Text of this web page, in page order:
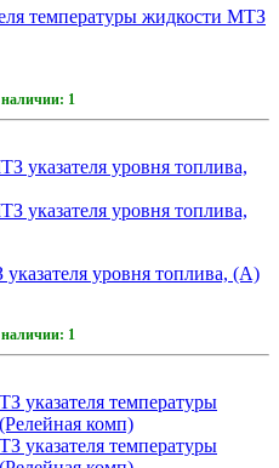
температуры жидкости МТЗ
1
уровня топлива, (А)
1